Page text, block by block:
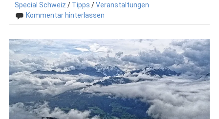
Special Schweiz / Tipps /Veranstaltungen
Kommentar hinterlassen